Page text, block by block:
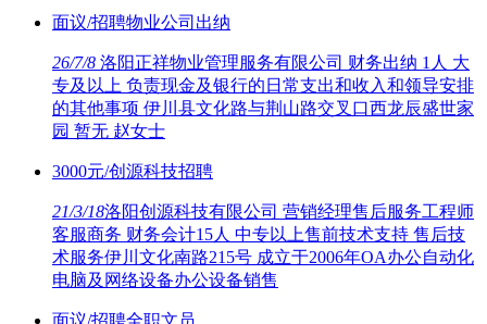
面议/招聘物业公司出纳
26/7/8 洛阳正祥物业管理服务有限公司 财务出纳 1人 大
专及以上 负责现金及银行的日常支出和收入和领导安排
的其他事项 伊川县文化路与荆山路交叉口西龙辰盛世家
园 暂无 赵女士
3000元/创源科技招聘
21/3/18洛阳创源科技有限公司 营销经理售后服务工程师
客服商务 财务会计15人 中专以上售前技术支持 售后技
术服务伊川文化南路215号 成立于2006年OA办公自动化
电脑及网络设备办公设备销售
面议/招聘全职文员